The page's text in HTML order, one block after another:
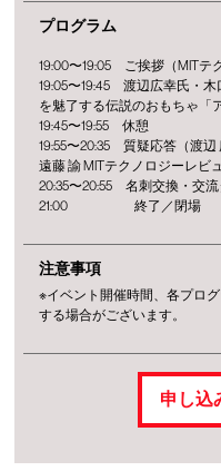
プログラム
19:00〜19:05 ご挨拶（MITテ
19:05〜19:45 渡辺広幸氏・
を魅了する伝説のおもちゃ「
19:45〜19:55 休憩
19:55〜20:35 質疑応答（渡辺
遠藤 諭 MITテクノロジーレビ
20:35〜20:55 名刺交換・交流
21:00 終了／閉場
注意事項
※イベント開催時間、各プロ
する場合がございます。
申し込